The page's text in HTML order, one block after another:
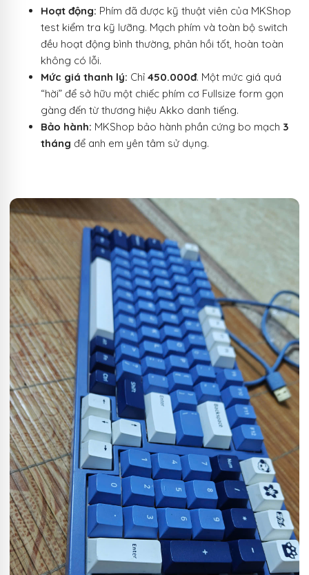
Hoạt động: Phím đã được kỹ thuật viên của MKShop
test kiểm tra kỹ lưỡng. Mạch phím và toàn bộ switch
đều hoạt động bình thường, phản hồi tốt, hoàn toàn
không có lỗi.
Mức giá thanh lý: Chỉ 450.000đ. Một mức giá quá
“hời” để sở hữu một chiếc phím cơ Fullsize form gọn
gàng đến từ thương hiệu Akko danh tiếng.
Bảo hành: MKShop bảo hành phần cứng bo mạch 3
tháng để anh em yên tâm sử dụng.